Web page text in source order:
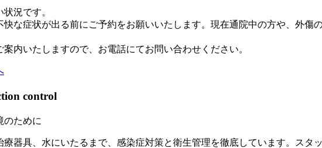
況です。
な症状が出る前にご予約をお願いいたします。現在通院中の方や、外
内いたしますので、お電話にてお問い合わせください。
control
のために
器具、水にいたるまで、感染症対策と衛生管理を徹底しています。ス